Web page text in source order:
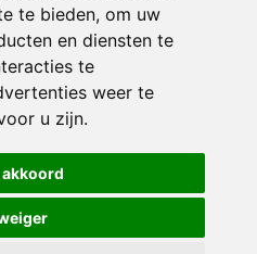
te bieden, om uw
en diensten te
te
weer te
u zijn.
akkoord
rechten voorbehouden
|RSIN en Anbi
The MindOffice